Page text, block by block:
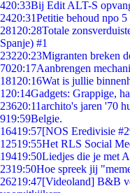
420:33Bij Edit ALT-S
2420:31Petitie behoud npo
281 20:28Totale
Spanje) #1
23220:23Migranten breken
7020:17Aanbrengen
181 20:16Wat is jullie
1 20:14Gadgets: Grappige,
23620:11archito's jaren '70
919:59Belgie.
16419:57[NOS Eredivisie
12519:55Het RLS Social
19419:50Liedjes die je met
2319:50Hoe spreek jij
26219:47[Videoland] B&B